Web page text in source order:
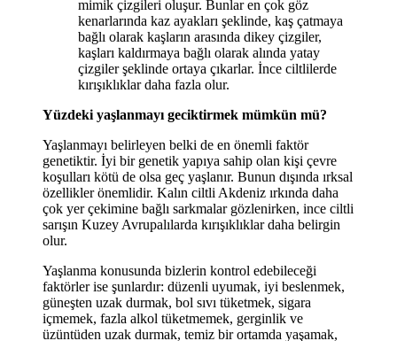
mimik çizgileri oluşur. Bunlar en çok göz
kenarlarında kaz ayakları şeklinde, kaş çatmaya
bağlı olarak kaşların arasında dikey çizgiler,
kaşları kaldırmaya bağlı olarak alında yatay
çizgiler şeklinde ortaya çıkarlar. İnce ciltlilerde
kırışıklıklar daha fazla olur.
Yüzdeki yaşlanmayı geciktirmek mümkün mü?
Yaşlanmayı belirleyen belki de en önemli faktör
genetiktir. İyi bir genetik yapıya sahip olan kişi çevre
koşulları kötü de olsa geç yaşlanır. Bunun dışında ırksal
özellikler önemlidir. Kalın ciltli Akdeniz ırkında daha
çok yer çekimine bağlı sarkmalar gözlenirken, ince ciltli
sarışın Kuzey Avrupalılarda kırışıklıklar daha belirgin
olur.
Yaşlanma konusunda bizlerin kontrol edebileceği
faktörler ise şunlardır: düzenli uyumak, iyi beslenmek,
güneşten uzak durmak, bol sıvı tüketmek, sigara
içmemek, fazla alkol tüketmemek, gerginlik ve
üzüntüden uzak durmak, temiz bir ortamda yaşamak,